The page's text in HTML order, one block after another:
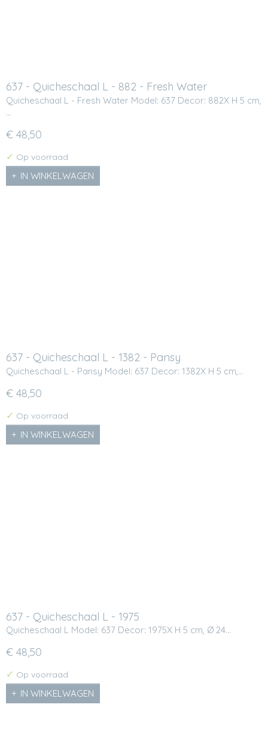
637 - Quicheschaal L - 882 - Fresh Water
Quicheschaal L - Fresh Water Model: 637 Decor: 882X H 5 cm,
…
€ 48,50
✓ Op voorraad
IN WINKELWAGEN
637 - Quicheschaal L - 1382 - Pansy
Quicheschaal L - Pansy Model: 637 Decor: 1382X H 5 cm,…
€ 48,50
✓ Op voorraad
IN WINKELWAGEN
637 - Quicheschaal L - 1975
Quicheschaal L Model: 637 Decor: 1975X H 5 cm, Ø 24…
€ 48,50
✓ Op voorraad
IN WINKELWAGEN